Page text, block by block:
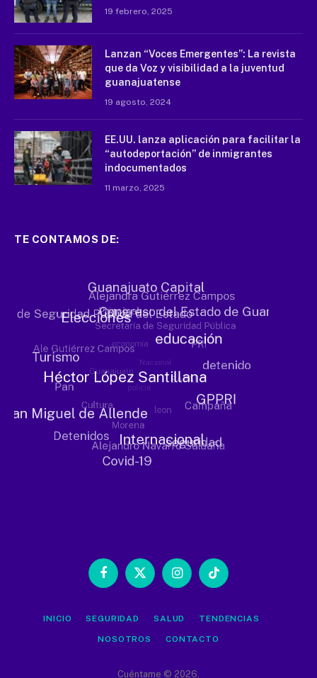
19 febrero, 2025
Lanzan “Voces Emergentes”: La revista
que da Voz y visibilidad a la juventud
guanajuatense
19 agosto, 2024
EE.UU. lanza aplicación para facilitar la
“autodeportación” de inmigrantes
indocumentados
11 marzo, 2025
TE CONTAMOS DE:
Facebook
X
InstagramTikTok
INICIO SEGURIDAD SALUD TENDENCIAS
NOSOTROS CONTACTO
Cuéntame © 2026.